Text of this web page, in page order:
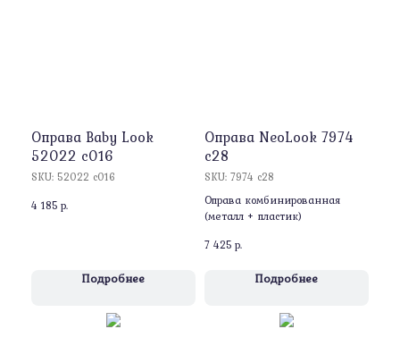
Оправа Baby Look
52022 c016
SKU: 52022 c016
4 185 р.
Подробнее
Оправа NeoLook 7974
c28
SKU: 7974 c28
Оправа комбинированная
(металл + пластик)
7 425 р.
Подробнее